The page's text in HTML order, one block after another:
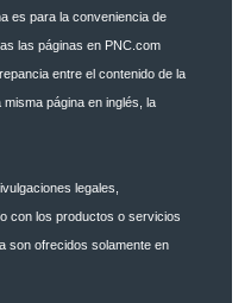
es para la conveniencia de
las páginas en PNC.com
entre el contenido de la
página en inglés, la
legales,
con los productos o servicios
son ofrecidos solamente en